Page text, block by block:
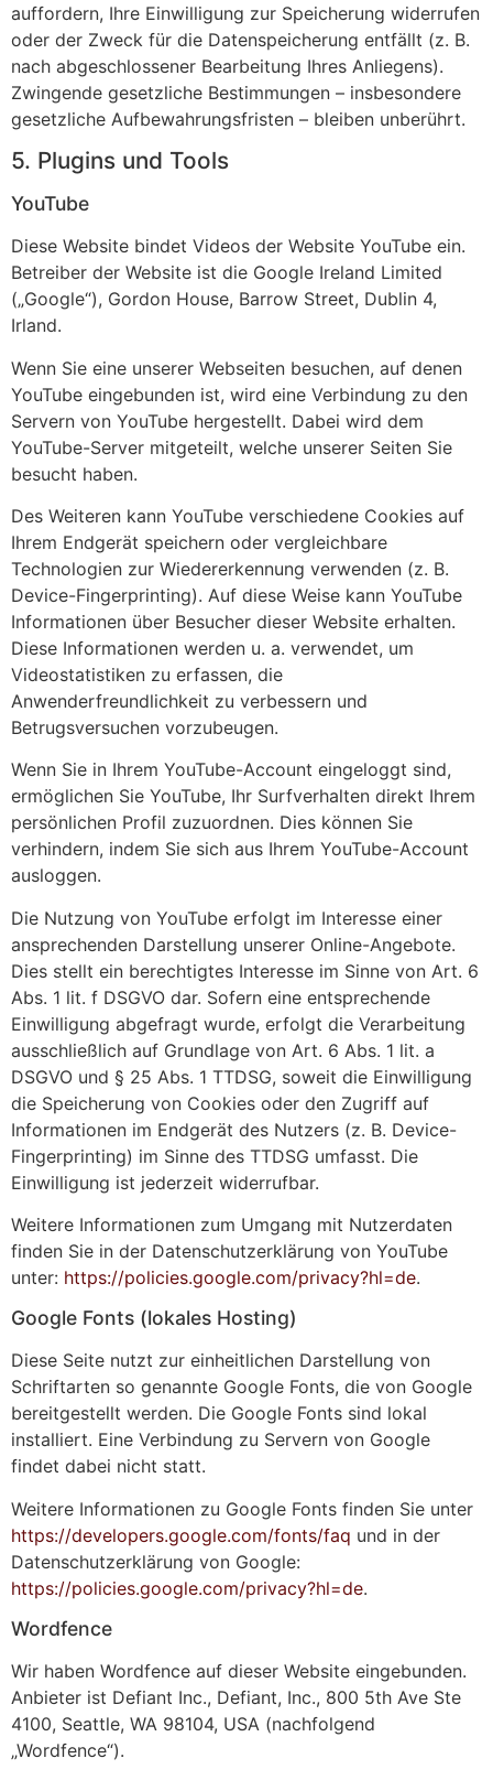
auffordern, Ihre Einwilligung zur Speicherung widerrufen
oder der Zweck für die Datenspeicherung entfällt (z. B.
nach abgeschlossener Bearbeitung Ihres Anliegens).
Zwingende gesetzliche Bestimmungen – insbesondere
gesetzliche Aufbewahrungsfristen – bleiben unberührt.
5. Plugins und Tools
YouTube
Diese Website bindet Videos der Website YouTube ein.
Betreiber der Website ist die Google Ireland Limited
(„Google“), Gordon House, Barrow Street, Dublin 4,
Irland.
Wenn Sie eine unserer Webseiten besuchen, auf denen
YouTube eingebunden ist, wird eine Verbindung zu den
Servern von YouTube hergestellt. Dabei wird dem
YouTube-Server mitgeteilt, welche unserer Seiten Sie
besucht haben.
Des Weiteren kann YouTube verschiedene Cookies auf
Ihrem Endgerät speichern oder vergleichbare
Technologien zur Wiedererkennung verwenden (z. B.
Device-Fingerprinting). Auf diese Weise kann YouTube
Informationen über Besucher dieser Website erhalten.
Diese Informationen werden u. a. verwendet, um
Videostatistiken zu erfassen, die
Anwenderfreundlichkeit zu verbessern und
Betrugsversuchen vorzubeugen.
Wenn Sie in Ihrem YouTube-Account eingeloggt sind,
ermöglichen Sie YouTube, Ihr Surfverhalten direkt Ihrem
persönlichen Profil zuzuordnen. Dies können Sie
verhindern, indem Sie sich aus Ihrem YouTube-Account
ausloggen.
Die Nutzung von YouTube erfolgt im Interesse einer
ansprechenden Darstellung unserer Online-Angebote.
Dies stellt ein berechtigtes Interesse im Sinne von Art. 6
Abs. 1 lit. f DSGVO dar. Sofern eine entsprechende
Einwilligung abgefragt wurde, erfolgt die Verarbeitung
ausschließlich auf Grundlage von Art. 6 Abs. 1 lit. a
DSGVO und § 25 Abs. 1 TTDSG, soweit die Einwilligung
die Speicherung von Cookies oder den Zugriff auf
Informationen im Endgerät des Nutzers (z. B. Device-
Fingerprinting) im Sinne des TTDSG umfasst. Die
Einwilligung ist jederzeit widerrufbar.
Weitere Informationen zum Umgang mit Nutzerdaten
finden Sie in der Datenschutzerklärung von YouTube
unter: https://policies.google.com/privacy?hl=de.
Google Fonts (lokales Hosting)
Diese Seite nutzt zur einheitlichen Darstellung von
Schriftarten so genannte Google Fonts, die von Google
bereitgestellt werden. Die Google Fonts sind lokal
installiert. Eine Verbindung zu Servern von Google
findet dabei nicht statt.
Weitere Informationen zu Google Fonts finden Sie unter
https://developers.google.com/fonts/faq und in der
Datenschutzerklärung von Google:
https://policies.google.com/privacy?hl=de.
Wordfence
Wir haben Wordfence auf dieser Website eingebunden.
Anbieter ist Defiant Inc., Defiant, Inc., 800 5th Ave Ste
4100, Seattle, WA 98104, USA (nachfolgend
„Wordfence“).